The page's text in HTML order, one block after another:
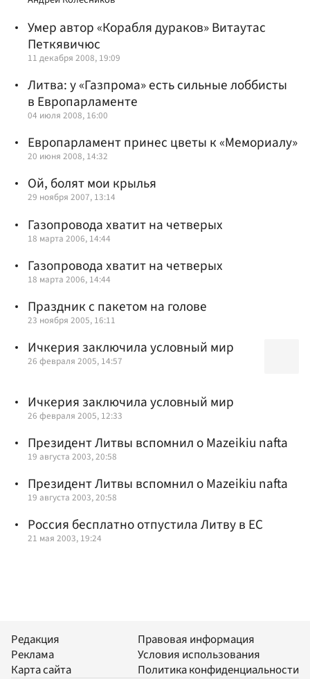
Умер автор «Корабля дураков» Витаутас
Петкявичюс
11 декабря 2008, 19:09
Литва: у «Газпрома» есть сильные лоббисты
в Европарламенте
04 июля 2008, 16:00
Европарламент принес цветы к «Мемориалу»
20 июня 2008, 14:32
Ой, болят мои крылья
29 ноября 2007, 13:14
Газопровода хватит на четверых
18 марта 2006, 14:44
Газопровода хватит на четверых
18 марта 2006, 14:44
Праздник с пакетом на голове
23 ноября 2005, 16:11
Ичкерия заключила условный мир
26 февраля 2005, 14:57
Ичкерия заключила условный мир
26 февраля 2005, 12:33
Президент Литвы вспомнил о Mazeikiu nafta
19 августа 2003, 20:58
Президент Литвы вспомнил о Mazeikiu nafta
19 августа 2003, 20:58
Россия бесплатно отпустила Литву в ЕС
21 мая 2003, 19:24
Редакция
Реклама
Карта сайта
Правовая информация
Условия использования
Политика конфиденциальности